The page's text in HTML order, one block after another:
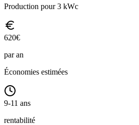
Production pour 3 kWc
620€
par an
Économies estimées
9-11 ans
rentabilité